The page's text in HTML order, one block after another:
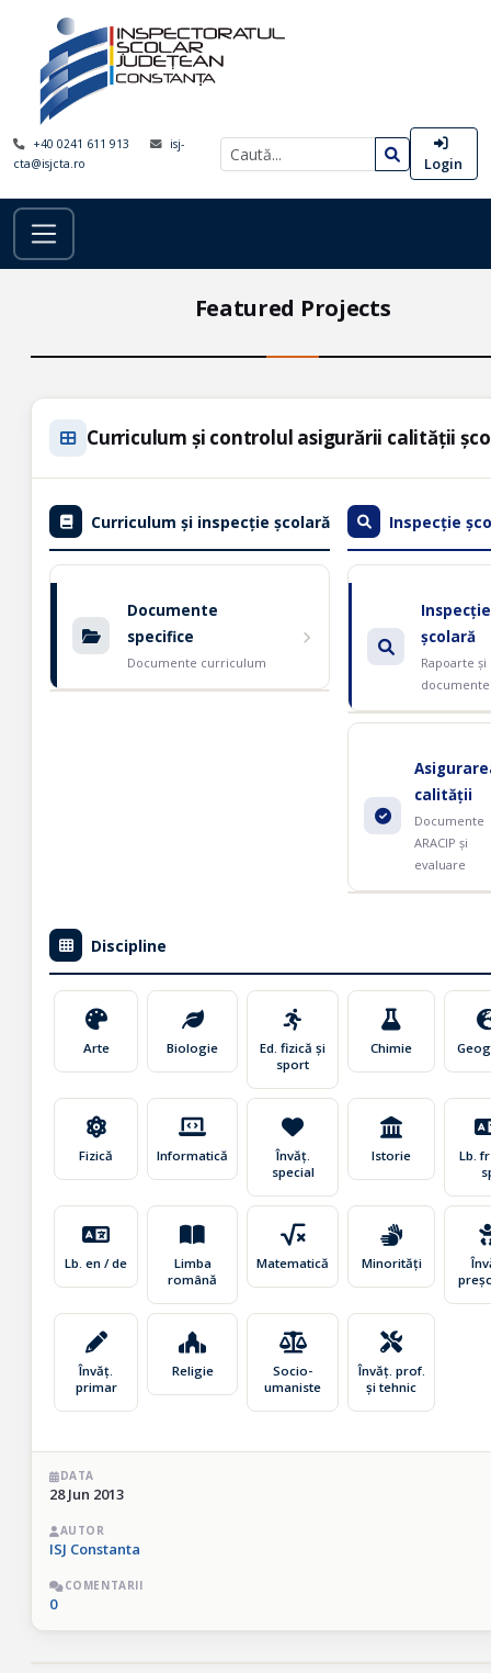
+40 0241 611 913
isj-
cta@isjcta.ro
Login
Featured Projects
Curriculum și controlul asigurării calității
Curriculum și inspecție școlară
Documente
specifice
Documente curriculum
Inspecție
Inspecție
școlară
Rapoarte și
documente
calității
Documente
ARACIP și
evaluare
Discipline
Arte Biologie
Ed. fizică și
sport
Chimie
Fizică Informatică
Învăț.
special
Istorie
Lb.
Lb. en / de
Limba
română
Matematică Minorități
Învăț.
primar
Religie
Socio-
umaniste
Învăț. prof.
și tehnic
DATA
28 Jun 2013
AUTOR
ISJ Constanta
COMENTARII
0